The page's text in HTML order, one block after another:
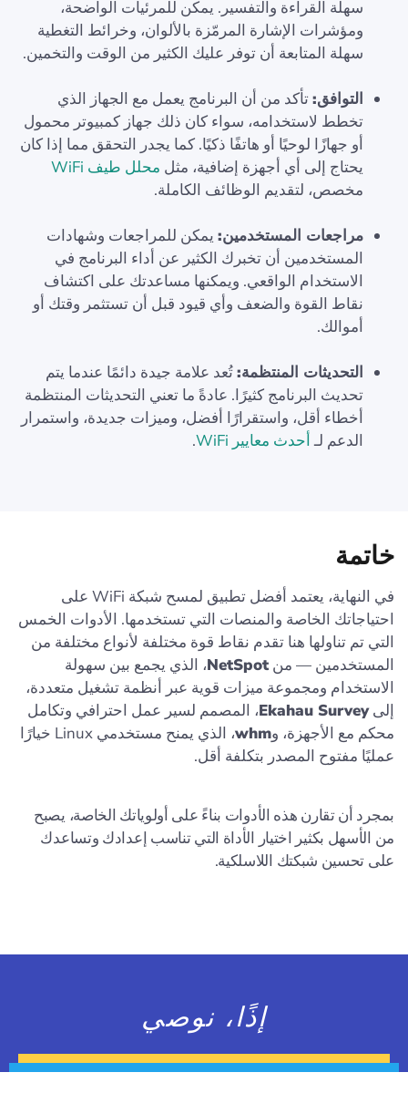
سهلة القراءة والتفسير. يمكن للمرئيات الواضحة،
ومؤشرات الإشارة المرمّزة بالألوان، وخرائط التغطية
سهلة المتابعة أن توفر عليك الكثير من الوقت والتخمين.
التوافق:تأكد من أن البرنامج يعمل مع الجهاز الذي
تخطط لاستخدامه، سواء كان ذلك جهاز كمبيوتر محمول
أو جهازًا لوحيًا أو هاتفًا ذكيًا. كما يجدر التحقق مما إذا كان
يحتاج إلى أي أجهزة إضافية، مثل محلل طيف WiFi
مخصص، لتقديم الوظائف الكاملة.
مراجعات المستخدمين: يمكن للمراجعات وشهادات
المستخدمين أن تخبرك الكثير عن أداء البرنامج في
الاستخدام الواقعي. ويمكنها مساعدتك على اكتشاف
نقاط القوة والضعف وأي قيود قبل أن تستثمر وقتك أو
أموالك.
التحديثات المنتظمة:تُعد علامة جيدة دائمًا عندما يتم
تحديث البرنامج كثيرًا. عادةً ما تعني التحديثات المنتظمة
أخطاء أقل، واستقرارًا أفضل، وميزات جديدة، واستمرار
الدعم لـأحدث معايير WiFi .
خاتمة
في النهاية، يعتمد أفضل تطبيق لمسح شبكة WiFi على
احتياجاتك الخاصة والمنصات التي تستخدمها. الأدوات الخمس
التي تم تناولها هنا تقدم نقاط قوة مختلفة لأنواع مختلفة من
المستخدمين — من NetSpot، الذي يجمع بين سهولة
الاستخدام ومجموعة ميزات قوية عبر أنظمة تشغيل متعددة،
إلىEkahau Survey، المصمم لسير عمل احترافي وتكامل
محكم مع الأجهزة، وwhm
، الذي يمنح مستخدمي Linux خيارًا
عمليًا مفتوح المصدر بتكلفة أقل.
بمجرد أن تقارن هذه الأدوات بناءً على أولوياتك الخاصة، يصبح
من الأسهل بكثير اختيار الأداة التي تناسب إعدادك وتساعدك
على تحسين شبكتك اللاسلكية.
إذًا، نوصي